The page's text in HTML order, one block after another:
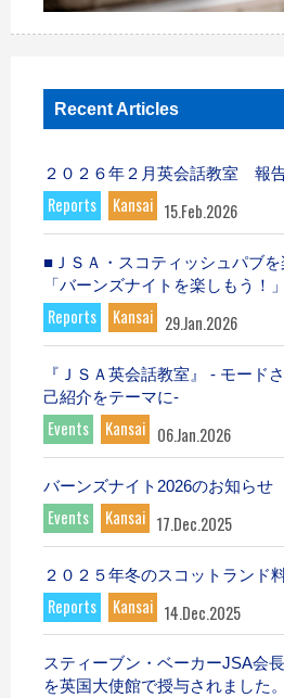
Recent Articles
２０２６年２月英会話教室 報
Reports Kansai 15.Feb.2026
■ＪＳＡ・スコティッシュパブ
「バーンズナイトを楽しもう！
Reports Kansai 29.Jan.2026
『ＪＳＡ英会話教室』 - モード
己紹介をテーマに-
Events Kansai 06.Jan.2026
バーンズナイト2026のお知らせ
Events Kansai 17.Dec.2025
２０２５年冬のスコットランド
Reports Kansai 14.Dec.2025
スティーブン・ベーカーJSA会
を英国大使館で授与されました